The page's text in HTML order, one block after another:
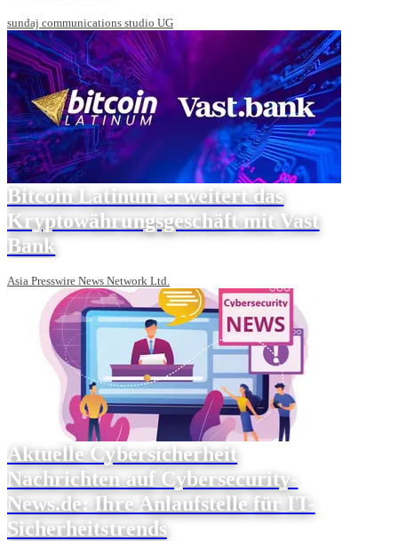
sundaj communications studio UG
Bitcoin Latinum erweitert das
Kryptowährungsgeschäft mit Vast
Bank
Asia Presswire News Network Ltd.
Aktuelle Cybersicherheit
Nachrichten auf Cybersecurity-
News.de: Ihre Anlaufstelle für IT-
Sicherheitstrends